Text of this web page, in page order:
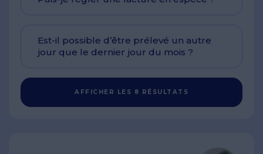
Est-il possible d’être prélevé un autre
jour que le dernier jour du mois ?
AFFICHER LES 8 RÉSULTATS